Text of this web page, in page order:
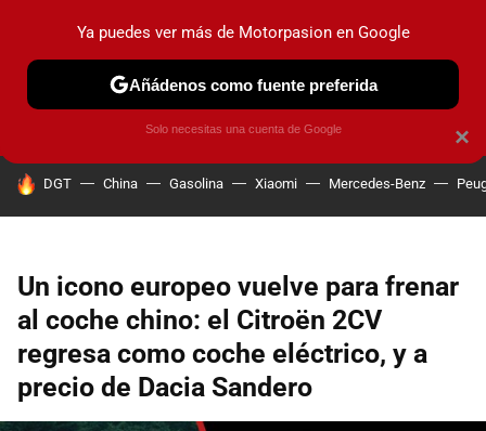
PRUEBAS COCHES ELÉCTRICOS OBSERVATORIO
HOY SE HABLA DE
DGT China Gasolina Xiaomi Mercedes-Benz
Un icono europeo vuelve para frenar
al coche chino: el Citroën 2CV
regresa como coche eléctrico, y a
precio de Dacia Sandero
×
Ya puedes ver más de Motorpasion en Google
Añádenos como fuente preferida
Solo necesitas una cuenta de Google